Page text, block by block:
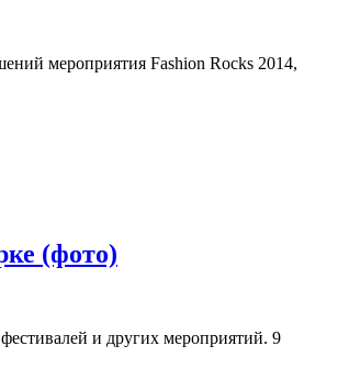
мероприятия Fashion Rocks 2014,
(фото)
и других мероприятий. 9